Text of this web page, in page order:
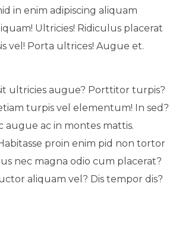
in enim adipiscing aliquam
Ultricies! Ridiculus placerat
vel! Porta ultrices! Augue et.
ultricies augue? Porttitor turpis?
turpis vel elementum! In sed?
augue ac in montes mattis.
proin enim pid non tortor
nec magna odio cum placerat?
aliquam vel? Dis tempor dis?